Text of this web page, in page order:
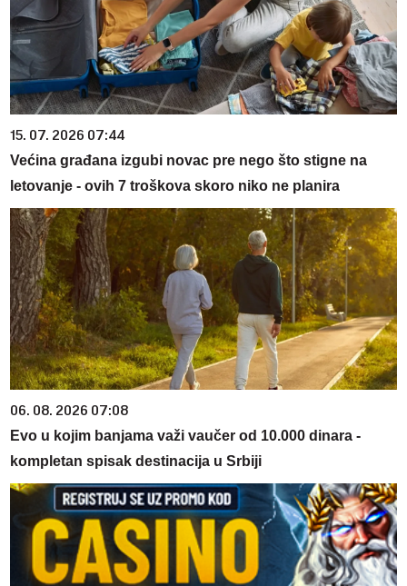
15. 07. 2026 07:44
Većina građana izgubi novac pre nego što stigne na
letovanje - ovih 7 troškova skoro niko ne planira
06. 08. 2026 07:08
Evo u kojim banjama važi vaučer od 10.000 dinara -
kompletan spisak destinacija u Srbiji